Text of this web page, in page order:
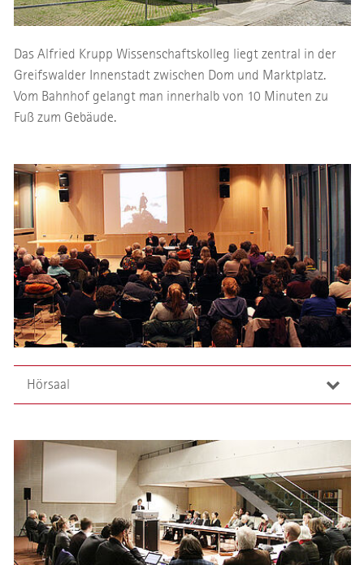
Das Alfried Krupp Wissenschaftskolleg liegt zentral in der
Greifswalder Innenstadt zwischen Dom und Marktplatz.
Vom Bahnhof gelangt man innerhalb von 10 Minuten zu
Fuß zum Gebäude.
Hörsaal
zugewandten Seite, befindet sich der Hörsaal. Er bietet
Platz für etwa 120 Personen und ist hauptsächlicher
Veranstaltungsort der Vorträge und Tagungen des
Alfried Krupp Wissenschaftskollegs.
Eine umfangreiche Beleuchtungsanlage sorgt im
Zusammenspiel mit der breiten Fensterfront und den